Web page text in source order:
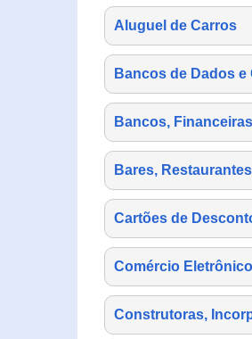
Aluguel de Carros
Bancos de Dados
Bancos,
Bares,
Cartões de
Comércio Eletrônico
Construtoras,